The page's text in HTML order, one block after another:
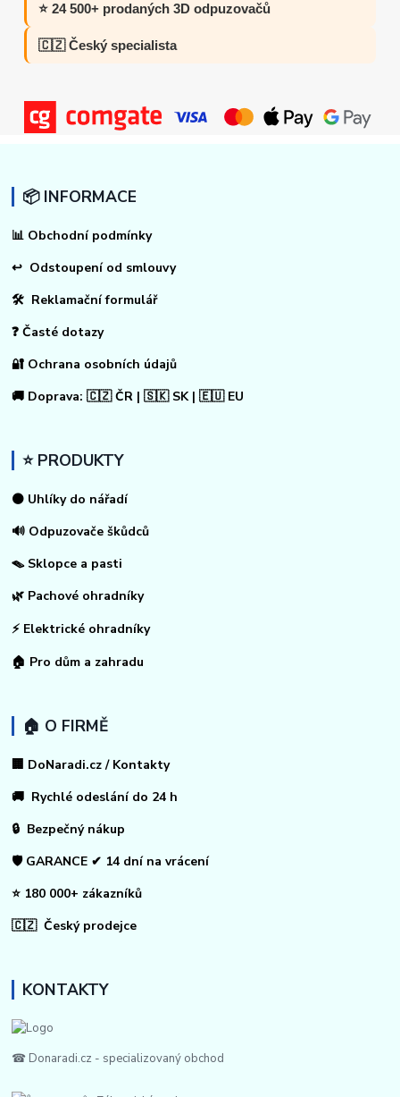
⭐ 24 500+ prodaných 3D odpuzovačů
🇨🇿 Český specialista
📦 INFORMACE
📊 Obchodní podmínky
↩ Odstoupení od smlouvy
🛠 Reklamační formulář
❓ Časté dotazy
🔐 Ochrana osobních údajů
🚚 Doprava: 🇨🇿 ČR | 🇸🇰 SK | 🇪🇺 EU
⭐ PRODUKTY
⚫ Uhlíky do nářadí
🔊 Odpuzovače škůdců
🪤 Sklopce a pasti
🌿 Pachové ohradníky
⚡ Elektrické ohradníky
🏠 Pro dům a zahradu
🏠 O FIRMĚ
🏢 DoNaradi.cz / Kontakty
🚚 Rychlé odeslání do 24 h
🔒 Bezpečný nákup
🛡️ GARANCE ✔ 14 dní na vrácení
⭐ 180 000+ zákazníků
🇨🇿 Český prodejce
KONTAKTY
☎ Donaradi.cz - specializovaný obchod